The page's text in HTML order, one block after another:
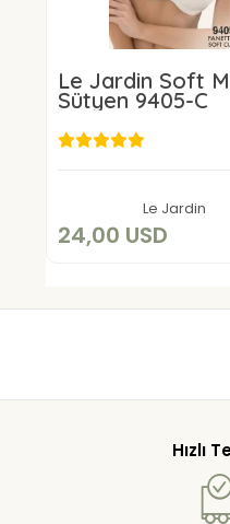
Le Jardin Soft
Sütyen 9405-C
Le Jardin
24,00 USD
Add to cart
Hızlı